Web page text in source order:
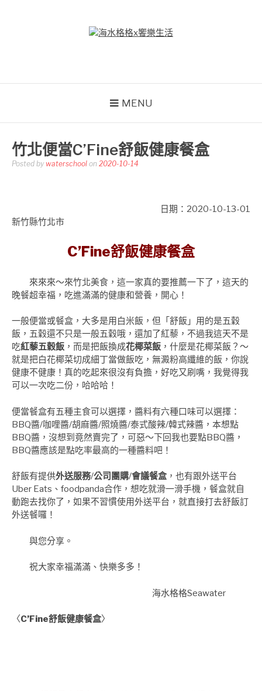
MENU
竹北便當C’Fine舒飯健康餐盒
Posted by waterschool on 2020-10-14
日期：2020-10-13-01
新竹縣竹北市
C’Fine舒飯健康餐盒
來來來～來竹北美食，這一家真的要推薦一下了，這天的
晚餐超幸福，吃進滿滿的健康和營養，開心！
一般便當或餐盒，大多是用白米飯，但「舒飯」用的是五穀
飯，五穀還不只是一般五穀哦，還加了紅藜，不過我這天不是
吃紅藜五穀飯 ，而是把飯換成花椰菜飯 ，什麼是花椰菜飯？～
就是把白花椰菜切成細丁當做飯吃，無澱粉高纖維的飯，你說
健康不健康！真的吃起來很沒有負擔，好吃又刷嘴，我覺得我
可以一次吃二份，哈哈哈！
便當餐盒有五種主食可以選擇，醬料有六種口味可以選擇：
BBQ醬/咖哩醬/胡麻醬/照燒醬/泰式酸辣/韓式辣醬，本想點
BBQ醬，沒想到竟然賣完了，可惡～下回我也要點BBQ醬，
BBQ醬應該是點吃率最高的一種醬料吧！
舒飯有提供外送服務/公司團購/會議餐盒，也有跟外送平台
Uber Eats、foodpanda合作，想吃就滑一滑手機，餐盒就自
動跑去找你了，如果不習慣使用外送平台，就直接打去舒飯訂
外送餐囉！
與您分享。
祝大家幸福滿滿、快樂多多！
海水格格Seawater
〈C’Fine舒飯健康餐盒〉